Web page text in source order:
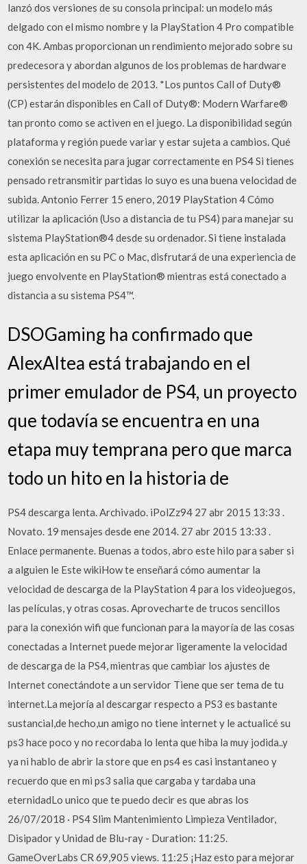
lanzó dos versiones de su consola principal: un modelo más
delgado con el mismo nombre y la PlayStation 4 Pro compatible
con 4K. Ambas proporcionan un rendimiento mejorado sobre su
predecesora y abordan algunos de los problemas de hardware
persistentes del modelo de 2013. *Los puntos Call of Duty®
(CP) estarán disponibles en Call of Duty®: Modern Warfare®
tan pronto como se activen en el juego. La disponibilidad según
plataforma y región puede variar y estar sujeta a cambios. Qué
conexión se necesita para jugar correctamente en PS4 Si tienes
pensado retransmitir partidas lo suyo es una buena velocidad de
subida. Antonio Ferrer 15 enero, 2019 PlayStation 4 Cómo
utilizar la aplicación (Uso a distancia de tu PS4) para manejar su
sistema PlayStation®4 desde su ordenador. Si tiene instalada
esta aplicación en su PC o Mac, disfrutará de una experiencia de
juego envolvente en PlayStation® mientras está conectado a
distancia a su sistema PS4™.
DSOGaming ha confirmado que
AlexAltea está trabajando en el
primer emulador de PS4, un proyecto
que todavía se encuentra en una
etapa muy temprana pero que marca
todo un hito en la historia de
PS4 descarga lenta. Archivado. iPolZz94 27 abr 2015 13:33 .
Novato. 19 mensajes desde ene 2014. 27 abr 2015 13:33 .
Enlace permanente. Buenas a todos, abro este hilo para saber si
a alguien le Este wikiHow te enseñará cómo aumentar la
velocidad de descarga de la PlayStation 4 para los videojuegos,
las películas, y otras cosas. Aprovecharte de trucos sencillos
para la conexión wifi que funcionan para la mayoría de las cosas
conectadas a Internet puede mejorar ligeramente la velocidad
de descarga de la PS4, mientras que cambiar los ajustes de
Internet conectándote a un servidor Tiene que ser tema de tu
internet.La mejoría al descargar respecto a PS3 es bastante
sustancial,de hecho,un amigo no tiene internet y le actualicé su
ps3 hace poco y no recordaba lo lenta que hiba la muy jodida..y
ya ni hablo de abrir la store que en ps4 es casi instantaneo y
recuerdo que en mi ps3 salia que cargaba y tardaba una
eternidadLo unico que te puedo decir es que abras los
26/07/2018 · PS4 Slim Mantenimiento Limpieza Ventilador,
Disipador y Unidad de Blu-ray - Duration: 11:25.
GameOverLabs CR 69,905 views. 11:25 ¡Haz esto para mejorar